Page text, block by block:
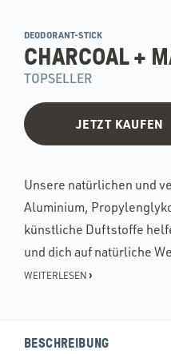
DEODORANT-STICK
CHARCOAL +
TOPSELLER
JETZT KAUFEN
Unsere natürlichen und
Aluminium,
künstliche Duftstoffe
und dich auf natürliche
WEITERLESEN ›
BESCHREIBUNG